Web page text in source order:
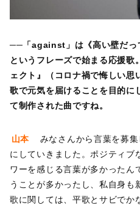
──「against」は《高い壁だっ
というフレーズで始まる応援歌
ェクト』（コロナ禍で悔しい思
歌で元気を届けることを目的に
て制作された曲ですね。
山本
みなさんから言葉を募集
にしていきました。ポジティブ
ワーを感じる言葉が多かったん
うことが多かったし、私自身も
歌に関しては、平歌とサビでか